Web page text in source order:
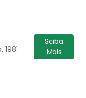
Saiba
Mais